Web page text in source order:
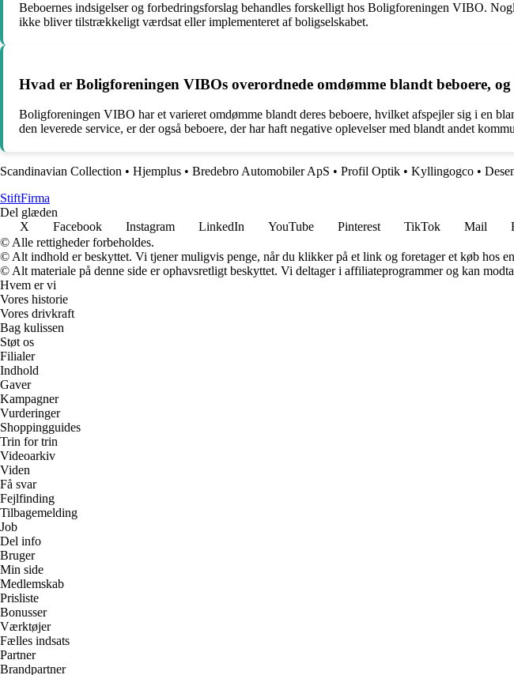
Beboernes indsigelser og forbedringsforslag behandles forskelligt hos Boligforeningen VIBO.
ikke bliver tilstrækkeligt værdsat eller implementeret af boligselskabet.
Hvad er Boligforeningen VIBOs overordnede omdømme blandt beboere,
Boligforeningen VIBO har et varieret omdømme blandt deres beboere, hvilket afspejler sig i en
den leverede service, er der også beboere, der har haft negative oplevelser med blandt andet
Scandinavian Collection • Hjemplus • Bredebro Automobiler ApS • Profil Optik • Kyllingogco •
StiftFirma
Del glæden
X
Facebook Instagram LinkedIn YouTube Pinterest TikTok Mail
© Alle rettigheder forbeholdes.
© Alt indhold er beskyttet. Vi tjener muligvis penge, når du klikker på et link og foretager et køb hos
© Alt materiale på denne side er ophavsretligt beskyttet. Vi deltager i affiliateprogrammer og kan
Hvem er vi
Vores historie
Vores drivkraft
Bag kulissen
Støt os
Filialer
Indhold
Gaver
Kampagner
Vurderinger
Shoppingguides
Trin for trin
Videoarkiv
Viden
Få svar
Fejlfinding
Tilbagemelding
Job
Del info
Bruger
Min side
Medlemskab
Prisliste
Bonusser
Værktøjer
Fælles indsats
Partner
Brandpartner